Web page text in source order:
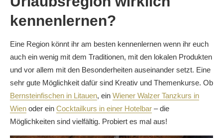
kennenlernen?
Eine Region könnt ihr am besten kennenlernen wenn ihr euch
auch ein wenig mit dem Traditionen, mit den lokalen Produkten
und vor allem mit den Besonderheiten auseinander setzt. Eine
sehr gute Möglichkeit dafür sind Kreativ und Themenkurse. Ob
Bernsteinfischen in Litauen, ein Wiener Walzer Tanzkurs in
Wien oder ein Cocktailkurs in einer Hotelbar – die
Möglichkeiten sind vielfältig. Probiert es mal aus!